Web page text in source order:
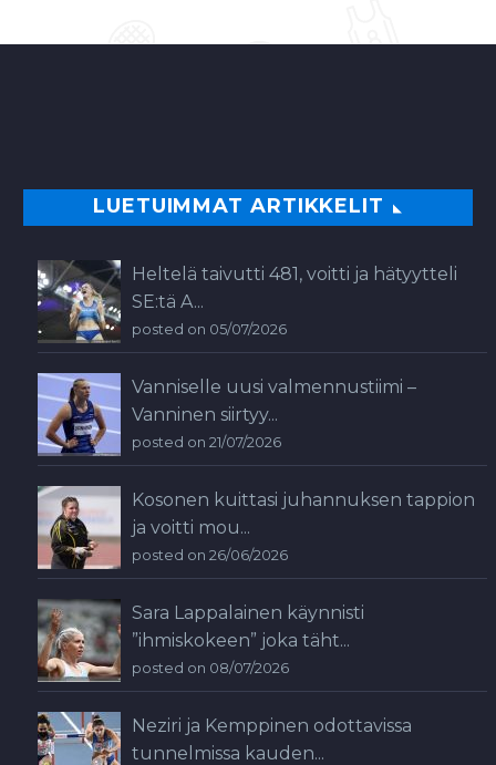
LUETUIMMAT ARTIKKELIT
Heltelä taivutti 481, voitti ja hätyytteli
SE:tä A...
posted on 05/07/2026
Vanniselle uusi valmennustiimi –
Vanninen siirtyy...
posted on 21/07/2026
Kosonen kuittasi juhannuksen tappion
ja voitti mou...
posted on 26/06/2026
Sara Lappalainen käynnisti
”ihmiskokeen” joka täht...
posted on 08/07/2026
Neziri ja Kemppinen odottavissa
tunnelmissa kauden...